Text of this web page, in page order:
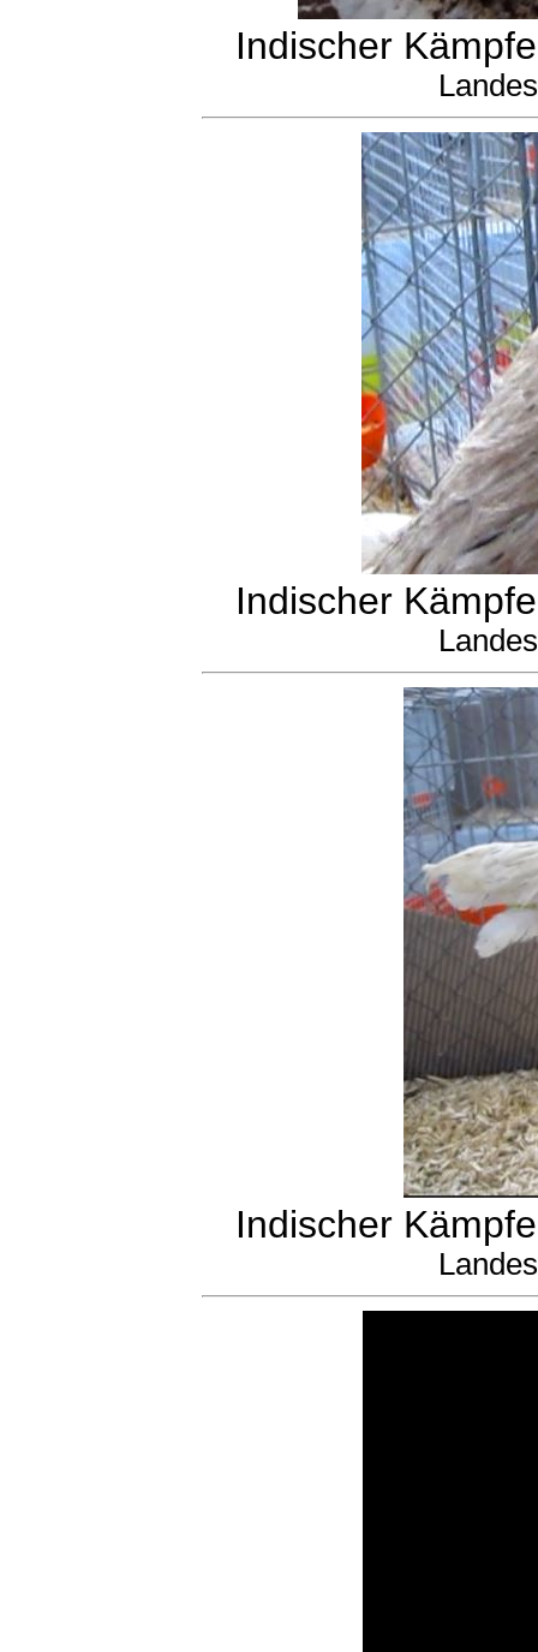
Indischer
Indischer
Indischer